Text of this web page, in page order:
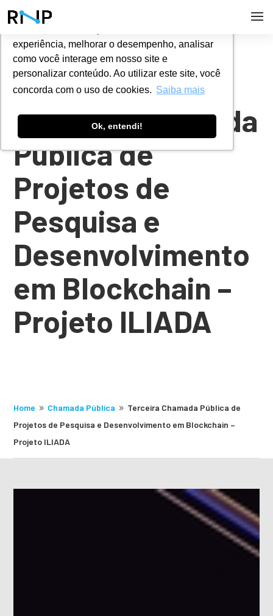
experiência, melhorar o desempenho, analisar
como você interage em nosso site e
personalizar conteúdo. Ao utilizar este site, você
concorda com o uso de cookies. Saiba mais
Ok, entendi!
# CHAMADAS PÚBLICAS
Terceira Chamada
Pública de
Projetos de
Pesquisa e
Desenvolvimento
em Blockchain –
Projeto ILIADA
Home 9 Chamada Pública 9 Terceira Chamada Pública de
Projetos de Pesquisa e Desenvolvimento em Blockchain –
Projeto ILIADA